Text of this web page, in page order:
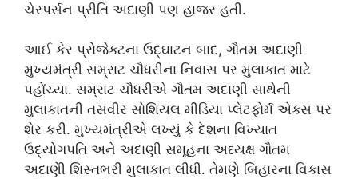
ચેરપર્સન પ્રીતિ અદાણી પણ હાજર હતી.
આઈ કેર પ્રોજેક્ટના ઉદ્ઘાટન બાદ, ગૌતમ અદાણી
મુખ્યમંત્રી સમ્રાટ ચૌધરીના નિવાસ પર મુલાકાત માટે
પહોંચ્યા. સમ્રાટ ચૌધરીએ ગૌતમ અદાણી સાથેની
મુલાકાતની તસવીર સોશિયલ મીડિયા પ્લેટફોર્મ એક્સ પર
શેર કરી. મુખ્યમંત્રીએ લખ્યું કે દેશના વિખ્યાત
ઉદ્યોગપતિ અને અદાણી સમૂહના અધ્યક્ષ ગૌતમ
અદાણીે શિસ્તભરી મુલાકાત લીધી. તેમણે બિહારના વિકાસ